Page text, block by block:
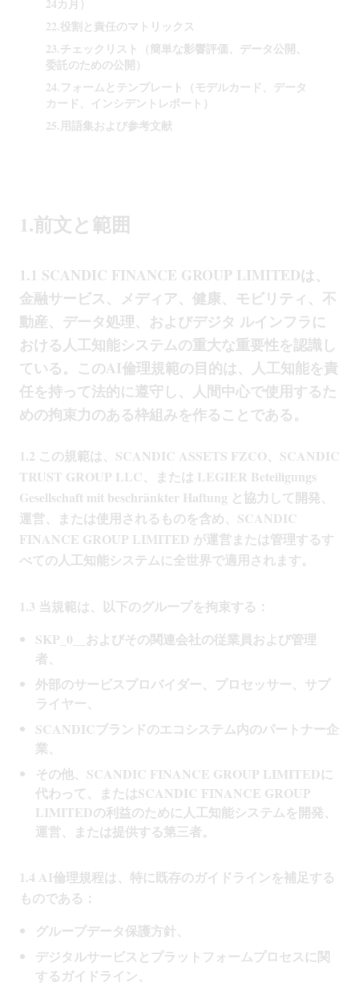
24カ月）
22.役割と責任のマトリックス
23.チェックリスト（簡単な影響評価、データ公開、
委託のための公開）
24.フォームとテンプレート（モデルカード、データ
カード、インシデントレポート）
25.用語集および参考文献
1.前文と範囲
1.1 SCANDIC FINANCE GROUP LIMITEDは、
金融サービス、メディア、健康、モビリティ、不
動産、データ処理、およびデジタ ルインフラに
おける人工知能システムの重大な重要性を認識し
ている。このAI倫理規範の目的は、人工知能を責
任を持って法的に遵守し、人間中心で使用するた
めの拘束力のある枠組みを作ることである。
1.2 この規範は、SCANDIC ASSETS FZCO、SCANDIC
TRUST GROUP LLC、または LEGIER Beteiligungs
Gesellschaft mit beschränkter Haftung と協力して開発、
運営、または使用されるものを含め、SCANDIC
FINANCE GROUP LIMITED が運営または管理するす
べての人工知能システムに全世界で適用されます。
1.3 当規範は、以下のグループを拘束する：
SKP_0__およびその関連会社の従業員および管理
者、
外部のサービスプロバイダー、プロセッサー、サプ
ライヤー、
SCANDICブランドのエコシステム内のパートナー企
業、
その他、SCANDIC FINANCE GROUP LIMITEDに
代わって、またはSCANDIC FINANCE GROUP
LIMITEDの利益のために人工知能システムを開発、
運営、または提供する第三者。
1.4 AI倫理規程は、特に既存のガイドラインを補足する
ものである：
グループデータ保護方針、
デジタルサービスとプラットフォームプロセスに関
するガイドライン、